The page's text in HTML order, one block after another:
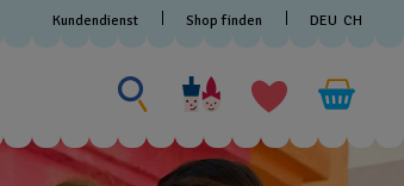
Kundendienst Shop finden DEU CH
Nach
etwas
suchen